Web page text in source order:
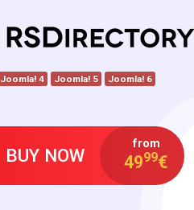
Joomla! 4 Joomla! 5 Joomla! 6
BUY NOW
from
4999€